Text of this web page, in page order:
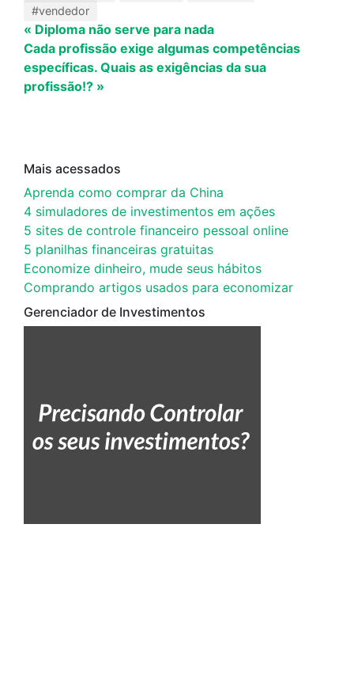
#vendedor
« Diploma não serve para nada
Cada profissão exige algumas competências
específicas. Quais as exigências da sua
profissão!? »
Mais acessados
Aprenda como comprar da China
4 simuladores de investimentos em ações
5 sites de controle financeiro pessoal online
5 planilhas financeiras gratuitas
Economize dinheiro, mude seus hábitos
Comprando artigos usados para economizar
Gerenciador de Investimentos